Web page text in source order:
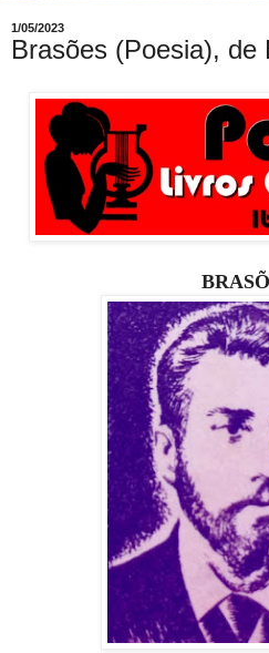
1/05/2023
Brasões (Poesia), de